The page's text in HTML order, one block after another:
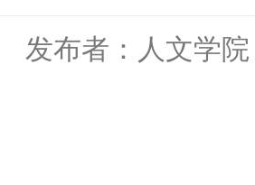
发布者：人文学院